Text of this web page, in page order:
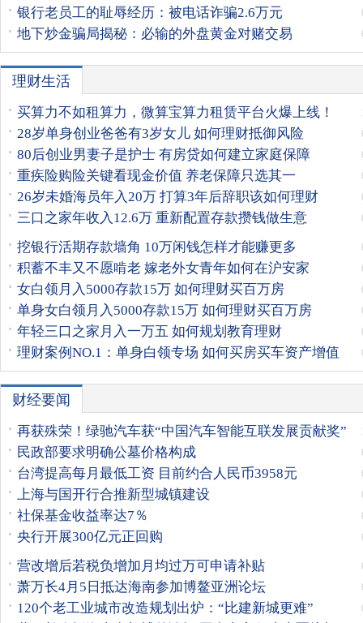
银行老员工的耻辱经历：被电话诈骗2.6万元
地下炒金骗局揭秘：必输的外盘黄金对赌交易
理财生活
买算力不如租算力，微算宝算力租赁平台火爆上线！
28岁单身创业爸爸有3岁女儿 如何理财抵御风险
80后创业男妻子是护士 有房贷如何建立家庭保障
重疾险购险关键看现金价值 养老保障只选其一
26岁未婚海员年入20万 打算3年后辞职该如何理财
三口之家年收入12.6万 重新配置存款攒钱做生意
挖银行活期存款墙角 10万闲钱怎样才能赚更多
积蓄不丰又不愿啃老 嫁老外女青年如何在沪安家
女白领月入5000存款15万 如何理财买百万房
单身女白领月入5000存款15万 如何理财买百万房
年轻三口之家月入一万五 如何规划教育理财
理财案例NO.1：单身白领专场 如何买房买车资产增值
财经要闻
再获殊荣！绿驰汽车获“中国汽车智能互联发展贡献奖”
民政部要求明确公墓价格构成
台湾提高每月最低工资 目前约合人民币3958元
上海与国开行合推新型城镇建设
社保基金收益率达7％
央行开展300亿元正回购
营改增后若税负增加月均过万可申请补贴
萧万长4月5日抵达海南参加博鳌亚洲论坛
120个老工业城市改造规划出炉：“比建新城更难”